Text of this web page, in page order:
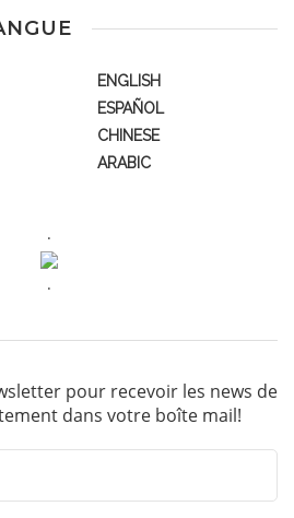
ENGLISH
ESPAÑOL
CHINESE
ARABIC
.
.
pour recevoir les news de
dans votre boîte mail!